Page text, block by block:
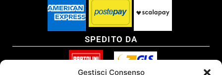
Gestisci Consenso
SPEDITO DA